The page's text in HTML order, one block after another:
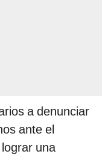
a denunciar
ante el
una